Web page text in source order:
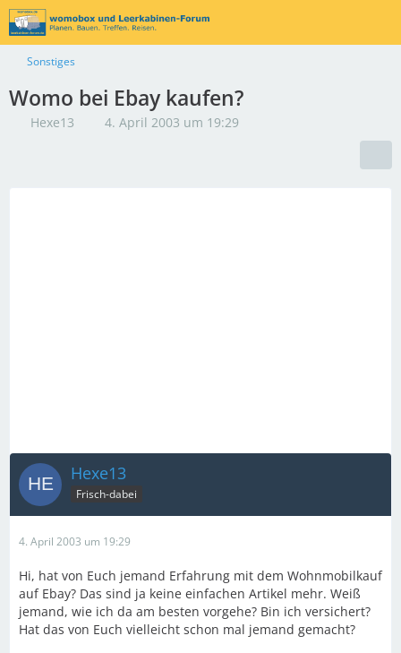
Sonstiges
Womo bei Ebay kaufen?
Hexe13 4. April 2003 um 19:29
Hexe13
Frisch-dabei
4. April 2003 um 19:29
Hi, hat von Euch jemand Erfahrung mit dem Wohnmobilkauf
auf Ebay? Das sind ja keine einfachen Artikel mehr. Weiß
jemand, wie ich da am besten vorgehe? Bin ich versichert?
Hat das von Euch vielleicht schon mal jemand gemacht?